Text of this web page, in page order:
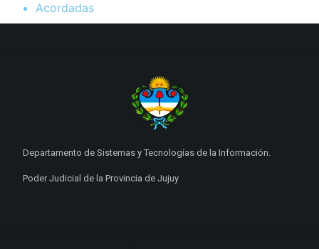
Acordadas
Departamento de Sistemas y Tecnologías de la Información.
Poder Judicial de la Provincia de Jujuy